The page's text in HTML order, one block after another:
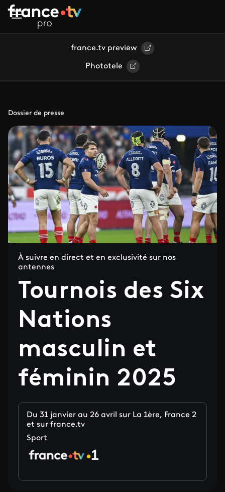
Aller au contenu principal
france.tv preview
Phototele
Dossier de presse
À suivre en direct et en exclusivité sur nos
antennes
Tournois des Six
Nations
masculin et
féminin 2025
Du 31 janvier au 26 avril sur La 1ère, France 2
et sur france.tv
Sport